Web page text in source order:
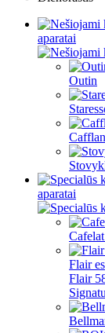
aparatai
Outin
aparatai
Flair
Flair